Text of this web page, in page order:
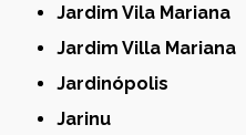
Jardim Vila Mariana
Jardim Villa Mariana
Jardinópolis
Jarinu